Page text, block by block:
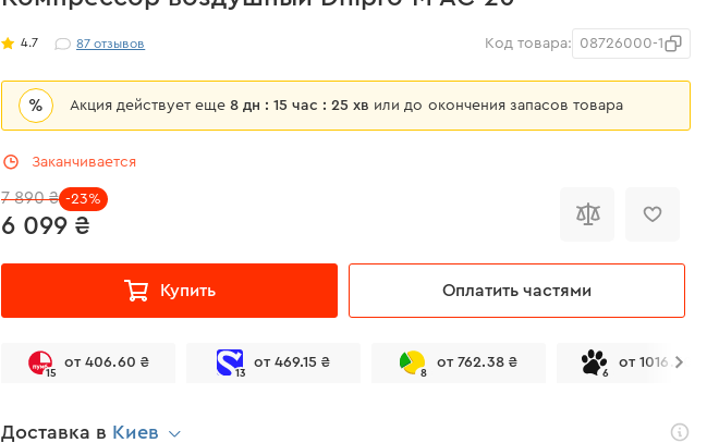
4.7 87отзывов Код товара: 08726000-1
% Акция действует еще8 дн : 15 час : 25 хв или до окончения запасов товара
Заканчивается
6 099 ₴
7 890 ₴ -23%
Купить Оплатить частями
15
от 406.60 ₴
13
от 469.15 ₴
8
от 762.38 ₴
6
от 1016.50 ₴
Доставка в Киев